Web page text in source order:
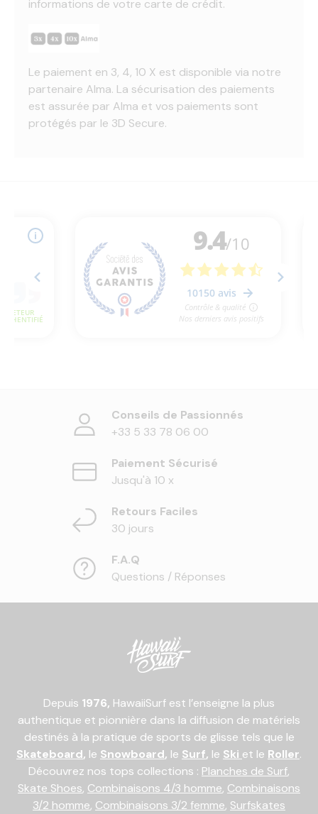
informations de votre carte de crédit.
Le paiement en 3, 4, 10 X est disponible via notre
partenaire Alma. La sécurisation des paiements
est assurée par Alma et vos paiements sont
protégés par le 3D Secure.
Conseils de Passionnés
+33 5 33 78 06 00
Paiement Sécurisé
Jusqu'à 10 x
Retours Faciles
30 jours
F.A.Q
Questions / Réponses
Depuis 1976, HawaiiSurf est l’enseigne la plus
authentique et pionnière dans la diffusion de matériels
destinés à la pratique de sports de glisse tels que le
Skateboard, le Snowboard, le Surf, le Ski et le Roller.
Découvrez nos tops collections : Planches de Surf,
Skate Shoes, Combinaisons 4/3 homme, Combinaisons
3/2 homme, Combinaisons 3/2 femme, Surfskates